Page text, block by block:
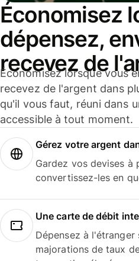
Économisez
dépensez,
recevez de
Économisez lorsque vous
recevez de l'argent dans
qu'il vous faut, réuni dans
accessible à tout moment.
Gérez votre argent
Gardez vos devises à
convertissez-les en
Une carte de débit
Dépensez à l'étranger
majorations de taux